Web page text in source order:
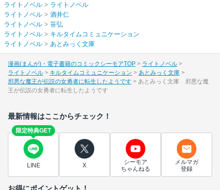
ライトノベル > ライトノベル
ライトノベル > 酒井仁
ライトノベル > 笹弘
ライトノベル > キルタイムコミュニケーション
ライトノベル > あとみっく文庫
漫画(まんが)・電子書籍のコミックシーモアTOP
ライトノベル
ライトノベル
キルタイムコミュニケーション
あとみっく文庫
邪悪な魔王が伝説の女勇者に転生したようです
あとみっく文庫 邪悪な魔
王が伝説の女勇者に転生したようです
最新情報はここからチェック！
限定特典GET
LINE X
シーモア
ちゃんねる
メルマガ
登録
お得にポイントゲット！